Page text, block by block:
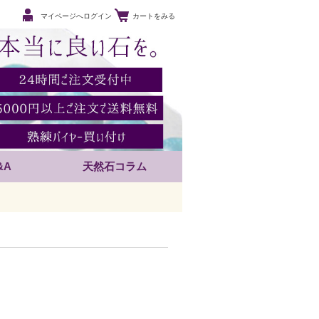
マイページへログイン カートをみる
天然石コラム